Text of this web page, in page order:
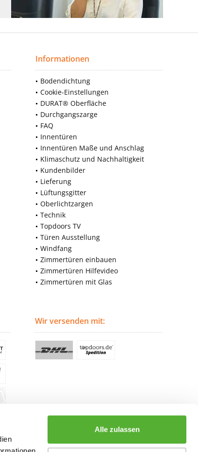
Alle zulassen
Informationen
Bodendichtung
Cookie-Einstellungen
DURAT® Oberfläche
Durchgangszarge
FAQ
Innentüren
Innentüren Maße und Anschlag
Klimaschutz und Nachhaltigkeit
Kundenbilder
Lieferung
Lüftungsgitter
Oberlichtzargen
Technik
Topdoors TV
Türen Ausstellung
Windfang
Zimmertüren einbauen
Zimmertüren Hilfevideo
Zimmertüren mit Glas
Wir versenden mit: